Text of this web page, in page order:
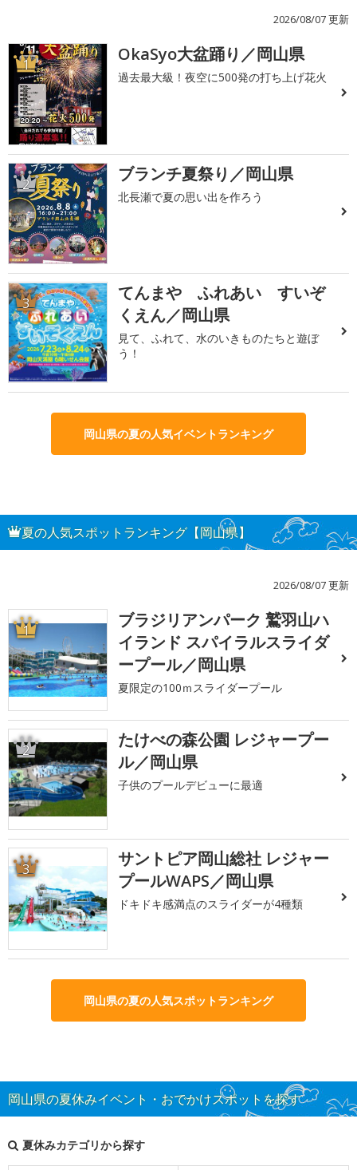
2026/08/07 更新
1 OkaSyo大盆踊り／岡山県
過去最大級！夜空に500発の打ち上げ花火
2 ブランチ夏祭り／岡山県
北長瀬で夏の思い出を作ろう
3
てんまや ふれあい すいぞ
くえん／岡山県
見て、ふれて、水のいきものたちと遊ぼ
う！
岡山県の夏の人気イベントランキング
夏の人気スポットランキング【岡山県】
2026/08/07 更新
1
ブラジリアンパーク 鷲羽山ハ
イランド スパイラルスライダ
ープール／岡山県
夏限定の100ｍスライダープール
2
たけべの森公園 レジャープー
ル／岡山県
子供のプールデビューに最適
3
サントピア岡山総社 レジャー
プールWAPS／岡山県
ドキドキ感満点のスライダーが4種類
岡山県の夏の人気スポットランキング
岡山県の夏休みイベント・おでかけスポットを探す
夏休みカテゴリから探す